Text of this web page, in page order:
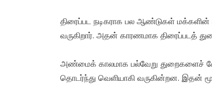
திரைப்பட நடிகராக பல ஆண்டுகள்
வருகிறார். அதன் காரணமாக திரைப்படத்
அண்மைக் காலமாக பல்வேறு துறைகளைச்
தொடர்ந்து வெளியாகி வருகின்றன. இதன்